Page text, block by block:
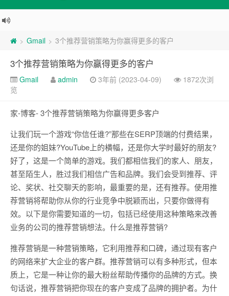
> Gmail > 3个推荐营销策略为你赢得更多的客户
3个推荐营销策略为你赢得更多的客户
Gmail admin 3年前 (2023-04-09)
1872次浏
览
家-博客- 3个推荐营销策略为你赢得更多客户
让我们玩一个游戏“你信任谁?”那些在SERP顶端的付费结果，
还是你的姐妹?YouTube上的横幅，还是你大学时最好的朋友?
好了，这是一个简单的游戏。我们都相信我们的家人、朋友，
甚至陌生人，胜过我们相信广告和品牌。我们会受到推荐、评
论、奖状、社交聊天的影响，最重要的是，还有推荐。使用推
荐营销将帮助你从你的行业竞争中脱颖而出，只要你做得有
效。以下是你需要知道的一切，包括已经使用这种策略来改善
业务的公司的推荐营销想法。什么是推荐营销?
推荐营销是一种营销策略，它利用推荐和口碑，通过现有客户
的网络来扩大企业的客户群。推荐营销可以有多种形式，但本
质上，它是一种让你的最大粉丝帮助传播你的品牌的方式。换
句话说，推荐营销把你现在的客户变成了品牌的拥护者。为什